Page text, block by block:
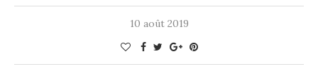
10 août 2019